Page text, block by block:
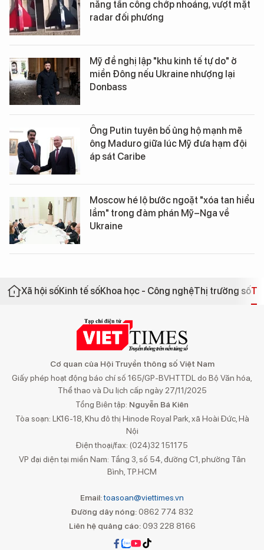
năng tấn công chớp nhoáng, vượt mặt
radar đối phương
Mỹ đề nghị lập "khu kinh tế tự do" ở
miền Đông nếu Ukraine nhượng lại
Donbass
Ông Putin tuyên bố ủng hộ mạnh mẽ
ông Maduro giữa lúc Mỹ đưa hạm đội
áp sát Caribe
Moscow hé lộ bước ngoặt "xóa tan hiểu
lầm" trong đàm phán Mỹ–Nga về
Ukraine
Xã hội sốKinh tế sốKhoa học - Công nghệThị trường số
Cơ quan của Hội Truyền thông số Việt Nam
Giấy phép hoạt động báo chí số 165/GP-BVHTTDL do Bộ Văn hóa,
Thể thao và Du lịch cấp ngày 27/11/2025
Tổng Biên tập: Nguyễn Bá Kiên
Tòa soạn: LK16-18, Khu đô thị Hinode Royal Park, xã Hoài Đức, Hà
Nội
Điện thoại/fax: (024)32 151175
VP đại diện tại miền Nam: Tầng 3, số 54, đường C1, phường Tân
Bình, TP.HCM
Email:toasoan@viettimes.vn
Đường dây nóng: 0862 774 832
Liên hệ quảng cáo:093 228 8166